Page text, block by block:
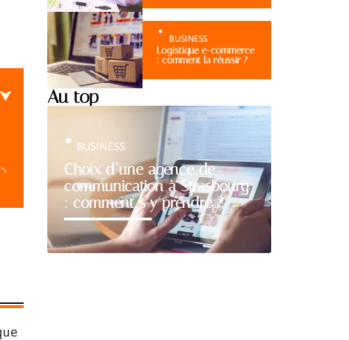
BUSINESS
Logistique e-commerce
: comment la réussir ?
Au top
Choix d’une agence de
communication à Strasbourg
: comment s’y prendre ?
BUSINESS